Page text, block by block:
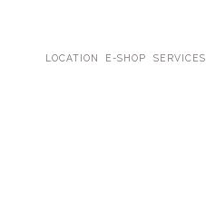
LOCATION E-SHOP SERVICES